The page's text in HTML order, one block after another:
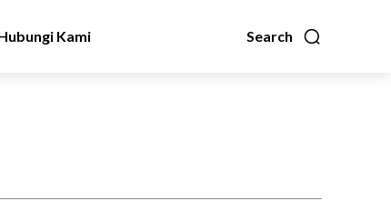
Search
Kami